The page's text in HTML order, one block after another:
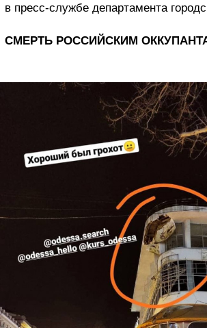
в пресс-службе департамента
СМЕРТЬ РОССИЙСКИМ